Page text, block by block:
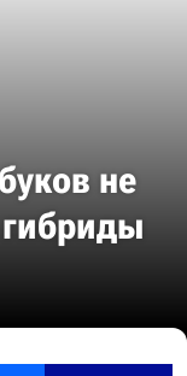
не